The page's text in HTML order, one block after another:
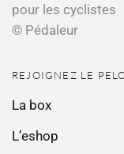
pour les cyclistes
© Pédaleur
REJOIGNEZ LE
La box
L’eshop